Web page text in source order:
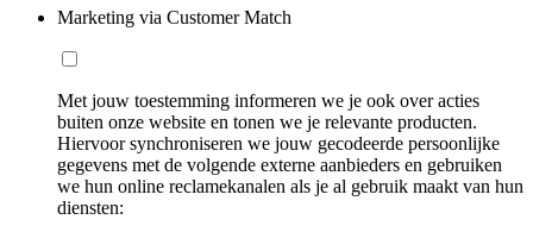
Marketing via Customer Match
Met jouw toestemming informeren we je ook over acties
buiten onze website en tonen we je relevante producten.
Hiervoor synchroniseren we jouw gecodeerde persoonlijke
gegevens met de volgende externe aanbieders en gebruiken
we hun online reclamekanalen als je al gebruik maakt van hun
diensten: